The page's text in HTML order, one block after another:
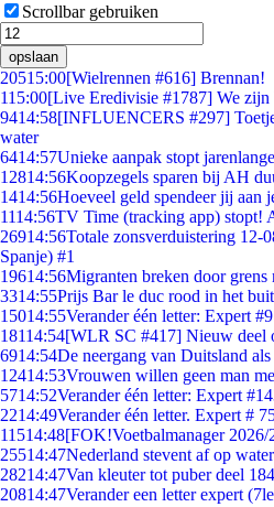
Scrollbar gebruiken
opslaan
20515:00[Wielrennen #616] Brennan!
115:00[Live Eredivisie #1787] We zijn
9414:58[INFLUENCERS #297]
water
6414:57Unieke aanpak stopt
12814:56Koopzegels sparen bij AH
1414:56Hoeveel geld spendeer jij aan
1114:56TV Time (tracking app) stopt!
26914:56Totale zonsverduistering 12-
Spanje) #1
19614:56Migranten breken door grens
3314:55Prijs Bar le duc rood in het
15014:55Verander één letter: Expert
18114:54[WLR SC #417] Nieuw deel
6914:54De neergang van Duitsland
12414:53Vrouwen willen geen man
5714:52Verander één letter: Expert
2214:49Verander één letter. Expert #
11514:48[FOK!Voetbalmanager
25514:47Nederland stevent af op
28214:47Van kleuter tot puber deel 184
20814:47Verander een letter expert